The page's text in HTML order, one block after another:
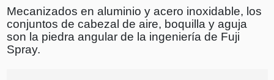
Mecanizados en aluminio y acero inoxidable, los
conjuntos de cabezal de aire, boquilla y aguja
son la piedra angular de la ingeniería de Fuji
Spray.